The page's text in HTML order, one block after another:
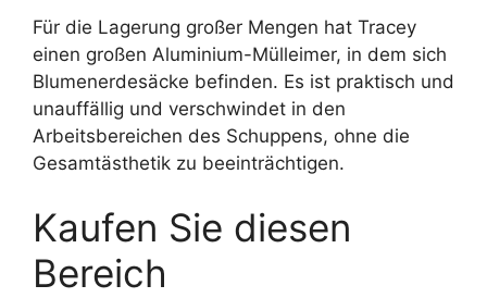
Für die Lagerung großer Mengen hat Tracey
einen großen Aluminium-Mülleimer, in dem sich
Blumenerdesäcke befinden. Es ist praktisch und
unauffällig und verschwindet in den
Arbeitsbereichen des Schuppens, ohne die
Gesamtästhetik zu beeinträchtigen.
Kaufen Sie diesen
Bereich